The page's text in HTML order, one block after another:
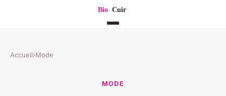
Accueil›Mode
MODE